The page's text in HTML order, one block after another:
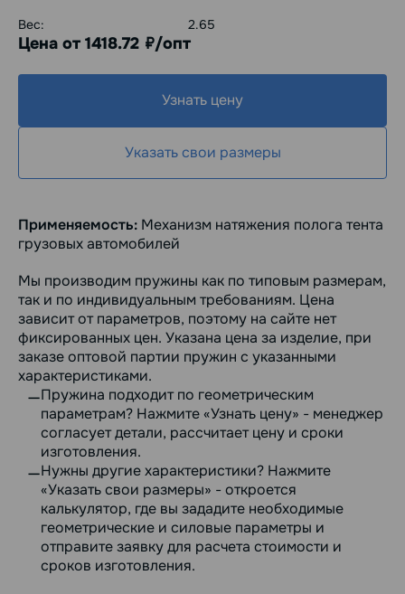
Вес: 2.65
Цена от 1418.72 руб./опт
Узнать цену
Указать свои размеры
Применяемость: Механизм натяжения полога тента
грузовых автомобилей
Мы производим пружины как по типовым размерам,
так и по индивидуальным требованиям. Цена
зависит от параметров, поэтому на сайте нет
фиксированных цен. Указана цена за изделие, при
заказе оптовой партии пружин с указанными
характеристиками.
Пружина подходит по геометрическим
параметрам? Нажмите «Узнать цену» - менеджер
согласует детали, рассчитает цену и сроки
изготовления.
Нужны другие характеристики? Нажмите
«Указать свои размеры» - откроется
калькулятор, где вы зададите необходимые
геометрические и силовые параметры и
отправите заявку для расчета стоимости и
сроков изготовления.